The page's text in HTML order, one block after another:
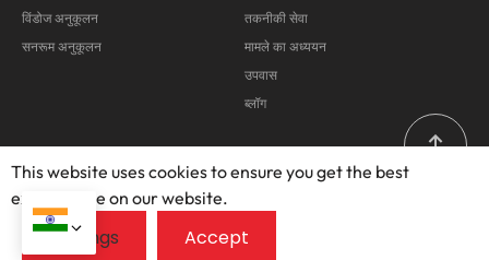
विंडोज अनुकूलन
सनरूम अनुकूलन
तकनीकी सेवा
मामले का अध्ययन
उपवास
ब्लॉग
कॉपीराइट © 2025 – 2026, फोशान ओप्यूमेन डोर्स एंड विंडोज कंपनी लिमिटेड.
सर्वाधिकार सुरक्षित.
This website uses cookies to ensure you get the best
exprerience on our website.